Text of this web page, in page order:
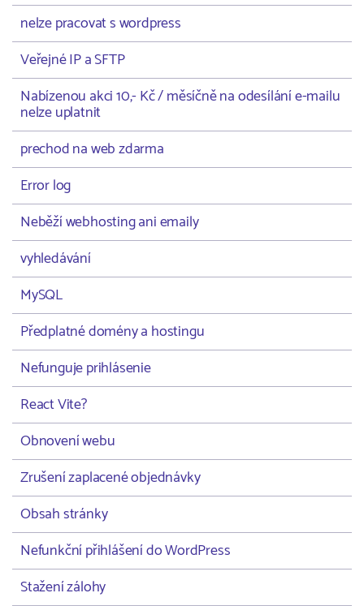
nelze pracovat s wordpress
Veřejné IP a SFTP
Nabízenou akci 10,- Kč / měsíčně na odesílání e-mailu
nelze uplatnit
prechod na web zdarma
Error log
Neběží webhosting ani emaily
vyhledávání
MySQL
Předplatné domény a hostingu
Nefunguje prihlásenie
React Vite?
Obnovení webu
Zrušení zaplacené objednávky
Obsah stránky
Nefunkční přihlášení do WordPress
Stažení zálohy